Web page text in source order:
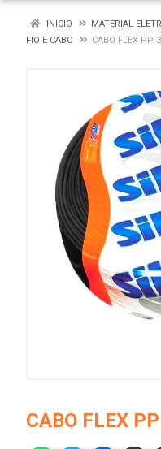
INÍCIO
MATERIAL
FIO E CABO
CABO FLEX PP
CABO FLEX